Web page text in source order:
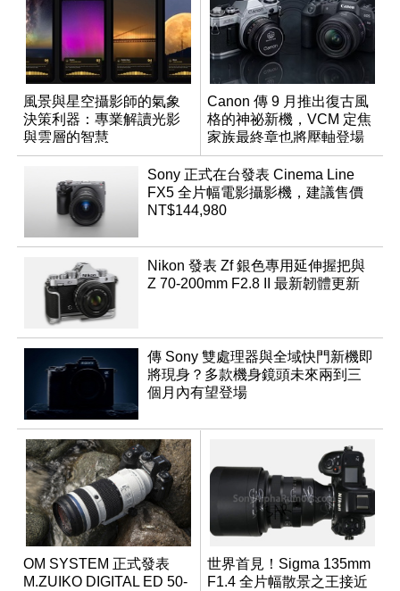
風景與星空攝影師的氣象
決策利器：專業解讀光影
與雲層的智慧
App「Atmos」登場
Canon 傳 9 月推出復古風
格的神祕新機，VCM 定焦
家族最終章也將壓軸登場
Sony 正式在台發表 Cinema Line
FX5 全片幅電影攝影機，建議售價
NT$144,980
Nikon 發表 Zf 銀色專用延伸握把與
Z 70-200mm F2.8 II 最新韌體更新
傳 Sony 雙處理器與全域快門新機即
將現身？多款機身鏡頭未來兩到三
個月內有望登場
OM SYSTEM 正式發表
M.ZUIKO DIGITAL ED 50-
世界首見！Sigma 135mm
F1.4 全片幅散景之王接近